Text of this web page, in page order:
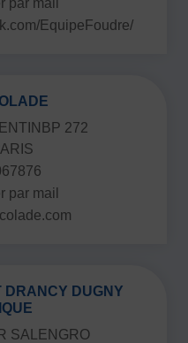
EquipeFoudre/
272
par mail
DRANCY DUGNY
SALENGRO